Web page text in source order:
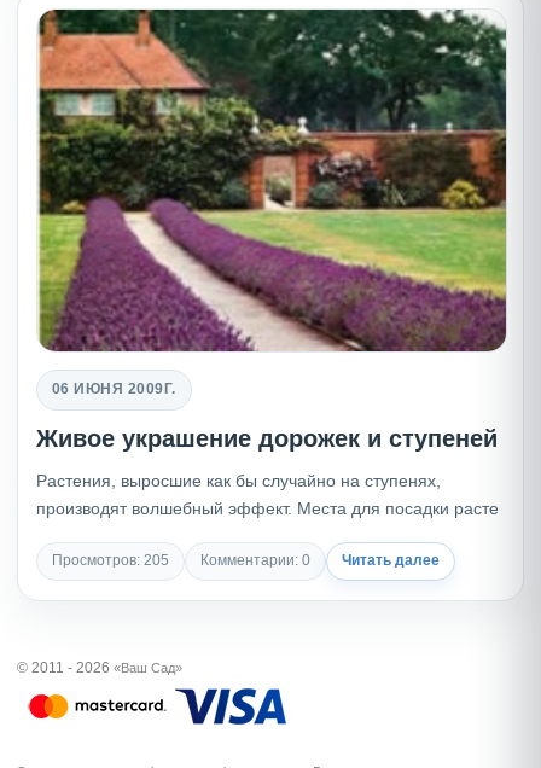
06 ИЮНЯ 2009Г.
Живое украшение дорожек и ступеней
Растения, выросшие как бы случайно на ступенях,
производят волшебный эффект. Места для посадки расте
Просмотров: 205 Комментарии: 0 Читать далее
© 2011 - 2026 «Ваш Сад»